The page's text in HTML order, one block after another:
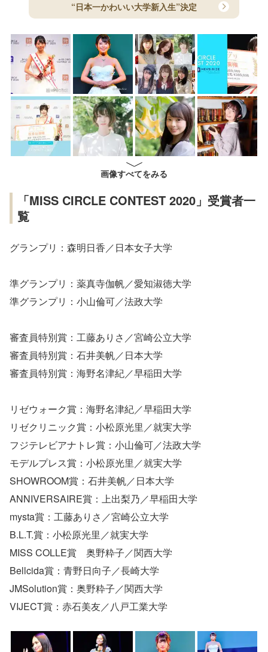
“日本一かわいい大学新入生”決定
画像すべてをみる
「MISS CIRCLE CONTEST 2020」受賞者一
覧
グランプリ：森明日香／日本女子大学
準グランプリ：薬真寺伽帆／愛知淑徳大学
準グランプリ：小山倫可／法政大学
審査員特別賞：工藤ありさ／宮崎公立大学
審査員特別賞：石井美帆／日本大学
審査員特別賞：海野名津紀／早稲田大学
リゼウォーク賞：海野名津紀／早稲田大学
リゼクリニック賞：小松原光里／就実大学
フジテレビアナトレ賞：小山倫可／法政大学
モデルプレス賞：小松原光里／就実大学
SHOWROOM賞：石井美帆／日本大学
ANNIVERSAIRE賞：上出梨乃／早稲田大学
mysta賞：工藤ありさ／宮崎公立大学
B.L.T.賞：小松原光里／就実大学
MISS COLLE賞 奥野粋子／関西大学
Bellcida賞：青野日向子／長崎大学
JMSolution賞：奥野粋子／関西大学
VIJECT賞：赤石美友／八戸工業大学